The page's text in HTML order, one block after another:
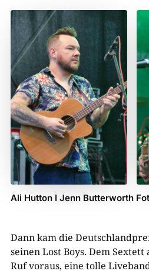
Ali Hutton I Jenn Butterworth
Dann kam die
seinen Lost Boys. Dem
Ruf voraus, eine tolle